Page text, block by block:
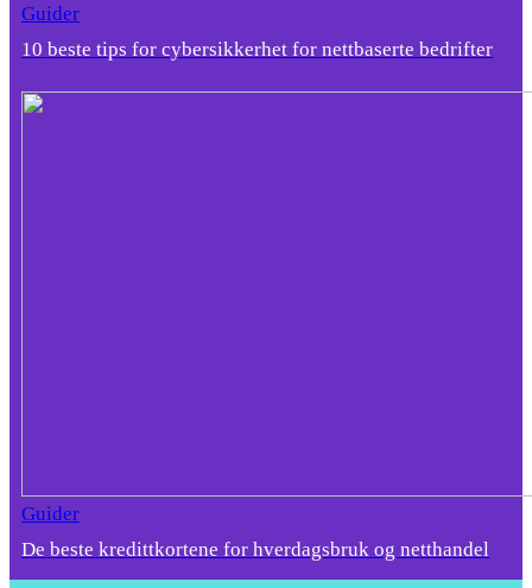
Guider
10 beste tips for cybersikkerhet for nettbaserte bedrifter
Guider
De beste kredittkortene for hverdagsbruk og netthandel